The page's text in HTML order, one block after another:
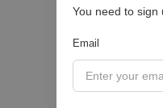
You need to sign
Email
CRÉDITO DIGITAL 💰
Pipeline Valor | August